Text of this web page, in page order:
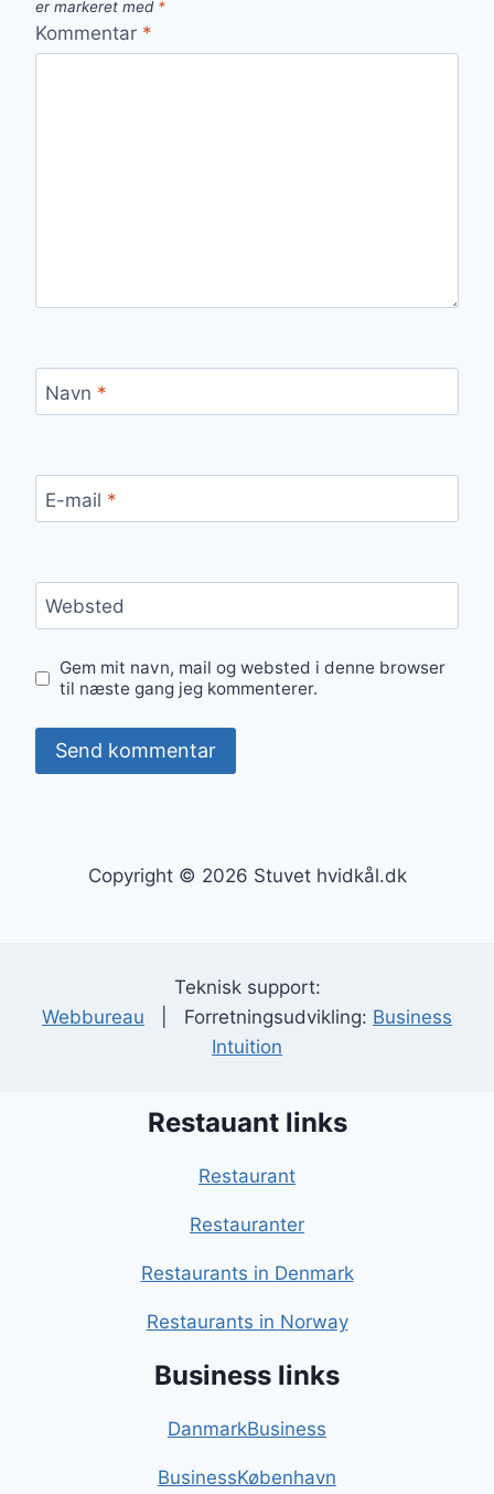
er markeret med *
Kommentar *
Navn *
E-mail *
Websted
Gem mit navn, mail og websted i denne browser
til næste gang jeg kommenterer.
Copyright © 2026 Stuvet hvidkål.dk
Teknisk support:
Webbureau | Forretningsudvikling: Business
Intuition
Restauant links
Restaurant
Restauranter
Restaurants in Denmark
Restaurants in Norway
Business links
DanmarkBusiness
BusinessKøbenhavn